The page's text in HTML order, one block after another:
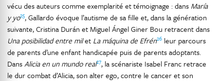
vécu des auteurs comme exemplarité et témoignage : dans María
y yo25, Gallardo évoque l’autisme de sa fille et, dans la génération
suivante, Cristina Durán et Miguel Ángel Giner Bou retracent dans
Una posibilidad entre milet La máquina de Efrén26 leur parcours
de parents d’une enfant handicapée puis de parents adoptants.
DansAlicia en un mundo real27, la scénariste Isabel Franc retrace
le dur combat d’Alicia, son alter ego, contre le cancer et son